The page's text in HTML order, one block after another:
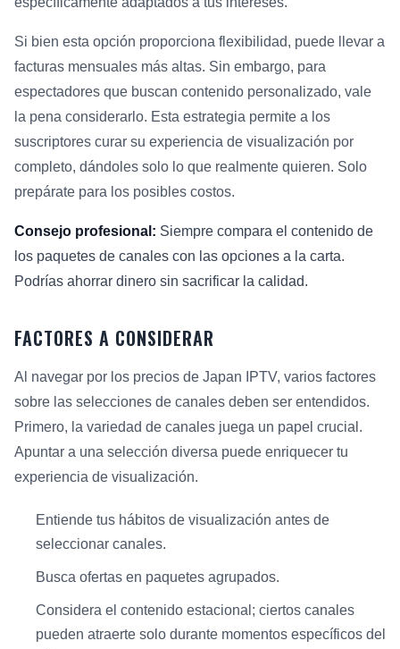
Si bien esta opción proporciona flexibilidad, puede llevar a
facturas mensuales más altas. Sin embargo, para
espectadores que buscan contenido personalizado, vale
la pena considerarlo. Esta estrategia permite a los
suscriptores curar su experiencia de visualización por
completo, dándoles solo lo que realmente quieren. Solo
prepárate para los posibles costos.
Consejo profesional: Siempre compara el contenido de
los paquetes de canales con las opciones a la carta.
Podrías ahorrar dinero sin sacrificar la calidad.
FACTORES A CONSIDERAR
Al navegar por los precios de Japan IPTV, varios factores
sobre las selecciones de canales deben ser entendidos.
Primero, la variedad de canales juega un papel crucial.
Apuntar a una selección diversa puede enriquecer tu
experiencia de visualización.
Entiende tus hábitos de visualización antes de
seleccionar canales.
Busca ofertas en paquetes agrupados.
Considera el contenido estacional; ciertos canales
pueden atraerte solo durante momentos específicos del